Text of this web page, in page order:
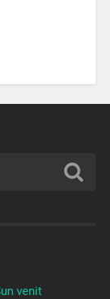
venit